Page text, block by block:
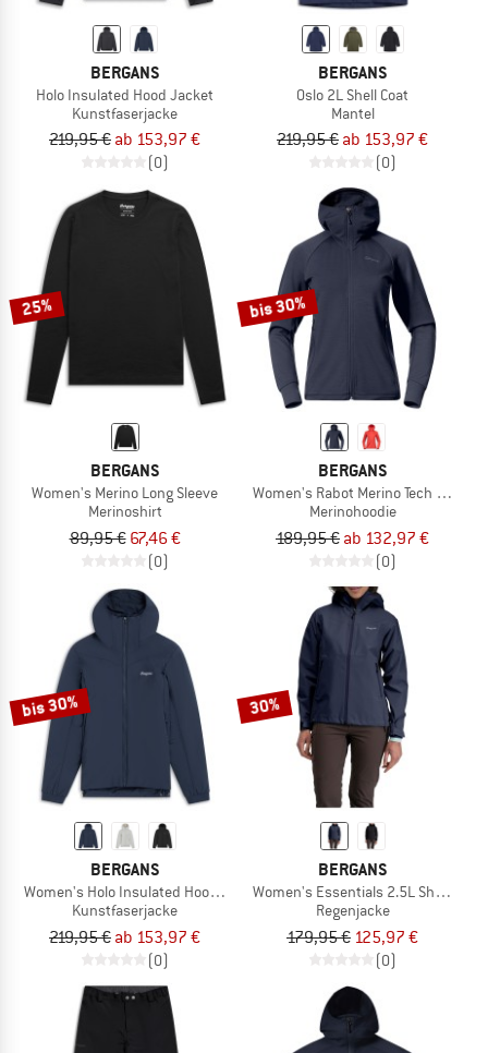
BERGANS
Holo Insulated Hood Jacket
Kunstfaserjacke
219,95 € ab 153,97 €
(0)
BERGANS
Oslo 2L Shell Coat
Mantel
219,95 € ab 153,97 €
(0)
25%
BERGANS
Women's Merino Long Sleeve
Merinoshirt
89,95 € 67,46 €
(0)
bis 30%
BERGANS
Women's Rabot Merino Tech
Merinohoodie
189,95 € ab 132,97 €
(0)
bis 30%
BERGANS
Women's Holo Insulated Hood Jacket
Kunstfaserjacke
219,95 € ab 153,97 €
(0)
30%
BERGANS
Women's Essentials 2.5L Shell
Regenjacke
179,95 € 125,97 €
(0)